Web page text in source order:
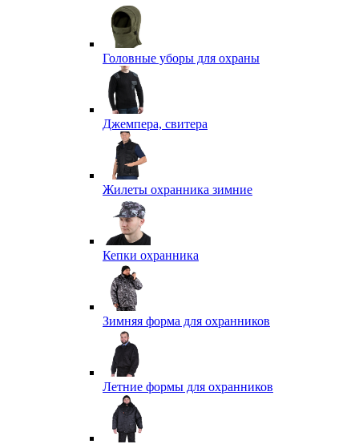
Головные уборы для охраны
Джемпера, свитера
Жилеты охранника зимние
Кепки охранника
Зимняя форма для охранников
Летние формы для охранников